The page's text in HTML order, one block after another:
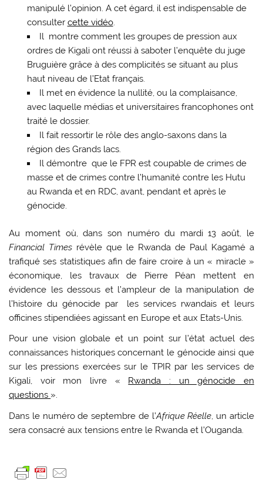
manipulé l’opinion. A cet égard, il est indispensable de
consulter cette vidéo.
Il montre comment les groupes de pression aux
ordres de Kigali ont réussi à saboter l’enquête du juge
Bruguière grâce à des complicités se situant au plus
haut niveau de l’Etat français.
Il met en évidence la nullité, ou la complaisance,
avec laquelle médias et universitaires francophones ont
traité le dossier.
Il fait ressortir le rôle des anglo-saxons dans la
région des Grands lacs.
Il démontre que le FPR est coupable de crimes de
masse et de crimes contre l’humanité contre les Hutu
au Rwanda et en RDC, avant, pendant et après le
génocide.
Au moment où, dans son numéro du mardi 13 août, le
Financial Times révèle que le Rwanda de Paul Kagamé a
trafiqué ses statistiques afin de faire croire à un « miracle »
économique, les travaux de Pierre Péan mettent en
évidence les dessous et l’ampleur de la manipulation de
l’histoire du génocide par les services rwandais et leurs
officines stipendiées agissant en Europe et aux Etats-Unis.
Pour une vision globale et un point sur l’état actuel des
connaissances historiques concernant le génocide ainsi que
sur les pressions exercées sur le TPIR par les services de
Kigali, voir mon livre « Rwanda : un génocide en
questions ».
Dans le numéro de septembre de l’Afrique Réelle , un article
sera consacré aux tensions entre le Rwanda et l’Ouganda.